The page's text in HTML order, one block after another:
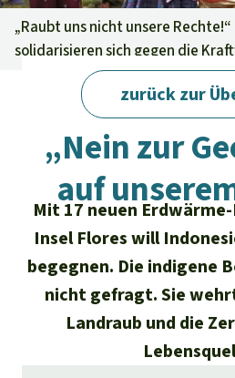
Informieren
Erfolge
Alle
Kids
Der
Klima
Palmöl
Regenwald
Aktuelle
01/2026
04/2025
Erfolge
Shop
Überuns
Über uns
Der
40
Presse
Presse-
Suche
Deutsch
English
Dringender
Regenwald-
Fragen &
Testament
Spendenkonto
Regenwald e. V.
DE11 43060967
GENODEM1GLS
GLS Bank
IBAN kopieren
„Raubt uns nicht unsere Rechte!“
solidarisieren sich gegen die
zurück zur
Regenwald
„Nein zur
auf
Mit 17 neuen
Insel Flores will
begegnen. Die indigene
nicht gefragt. Sie
Landraub und die